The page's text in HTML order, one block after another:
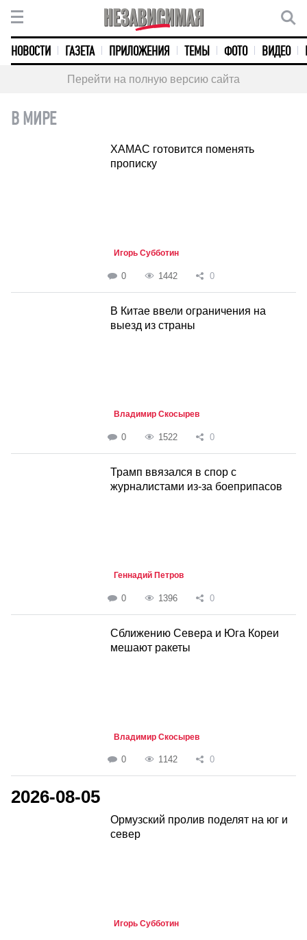
НОВОСТИ ГАЗЕТА ПРИЛОЖЕНИЯ ТЕМЫ ФОТО ВИДЕО
Перейти на полную версию сайта
В МИРЕ
ХАМАС готовится поменять
прописку
Игорь Субботин
0 1442 0
В Китае ввели ограничения на
выезд из страны
Владимир Скосырев
0 1522 0
Трамп ввязался в спор с
журналистами из-за боеприпасов
Геннадий Петров
0 1396 0
Сближению Севера и Юга Кореи
мешают ракеты
Владимир Скосырев
0 1142 0
2026-08-05
Ормузский пролив поделят на юг и
север
Игорь Субботин